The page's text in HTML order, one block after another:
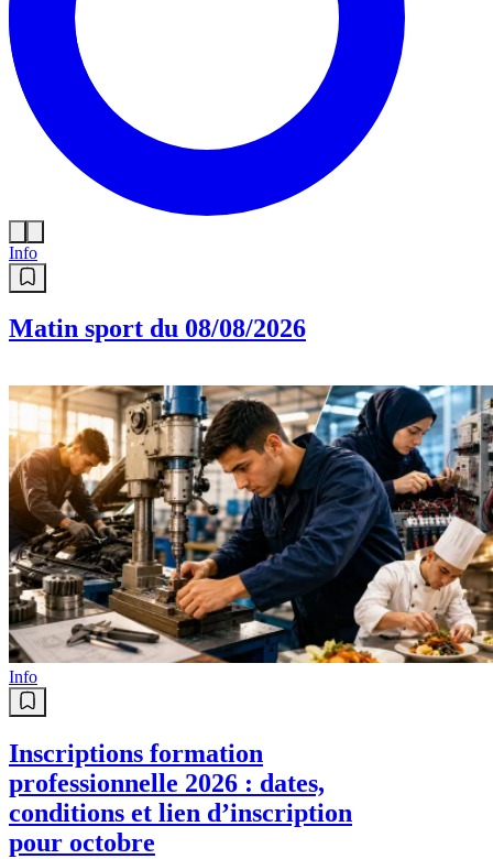
Info
Matin sport du 08/08/2026
Info
Inscriptions formation
professionnelle 2026 : dates,
conditions et lien d’inscription
pour octobre